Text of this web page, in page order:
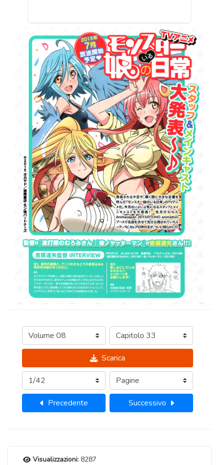
Scarica
Precedente Successivo
Visualizzazioni: 8287